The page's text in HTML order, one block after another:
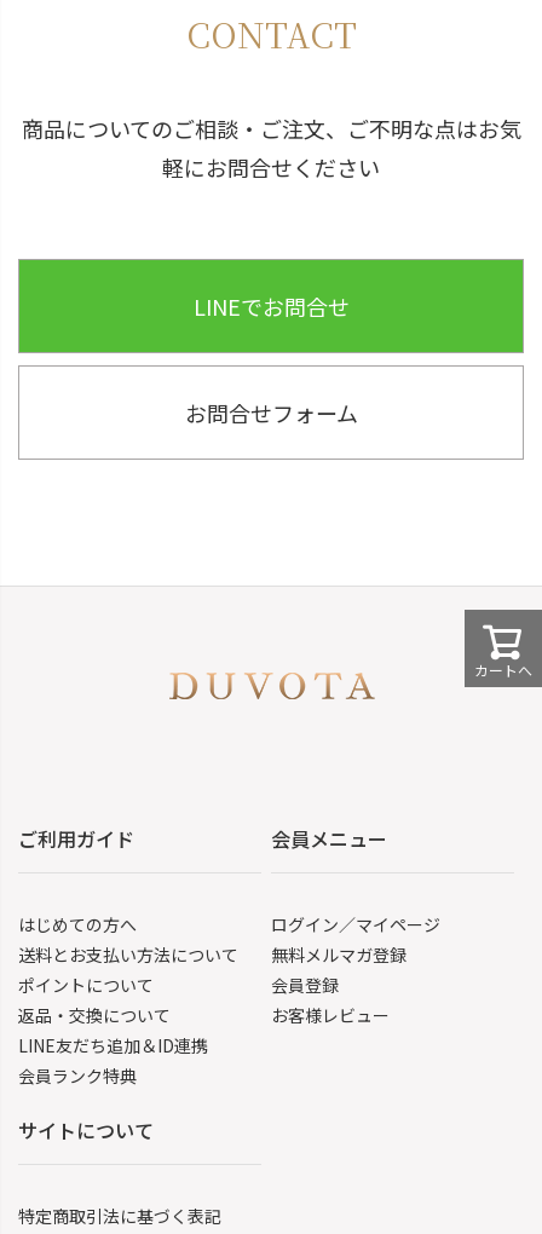
カートへ
CONTACT
商品についてのご相談・ご注文、ご不明な点はお気
軽にお問合せください
LINEでお問合せ
お問合せフォーム
ご利用ガイド
はじめての方へ
送料とお支払い方法について
ポイントについて
返品・交換について
LINE友だち追加＆ID連携
会員ランク特典
会員メニュー
ログイン／マイページ
無料メルマガ登録
会員登録
お客様レビュー
サイトについて
特定商取引法に基づく表記